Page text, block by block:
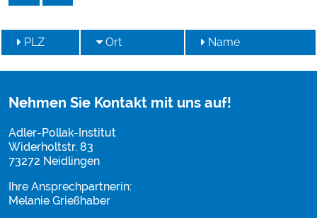
PLZ Ort Name
Nehmen Sie Kontakt mit uns auf!
Adler-Pollak-Institut
Widerholtstr. 83
73272 Neidlingen
Ihre Ansprechpartnerin:
Melanie Grießhaber